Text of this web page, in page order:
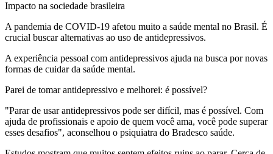
Impacto na sociedade brasileira
A pandemia de COVID-19 afetou muito a saúde mental no Brasil. É
crucial buscar alternativas ao uso de antidepressivos.
A experiência pessoal com antidepressivos ajuda na busca por novas
formas de cuidar da saúde mental.
Parei de tomar antidepressivo e melhorei: é possível?
"Parar de usar antidepressivos pode ser difícil, mas é possível. Com
ajuda de profissionais e apoio de quem você ama, você pode superar
esses desafios", aconselhou o psiquiatra do Bradesco saúde.